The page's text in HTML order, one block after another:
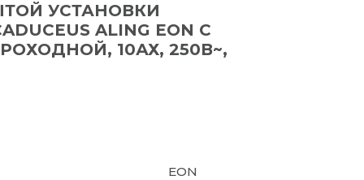
УСТАНОВКИ
ALING EON С
10АХ, 250В~,
EON